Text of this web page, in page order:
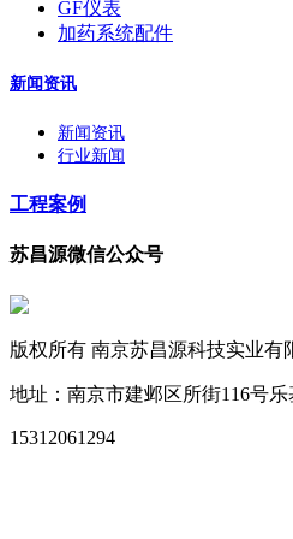
GF仪表
加药系统配件
新闻资讯
新闻资讯
行业新闻
工程案例
苏昌源微信公众号
版权所有 南京苏昌源科技实业有
地址：南京市建邺区所街116号乐
15312061294